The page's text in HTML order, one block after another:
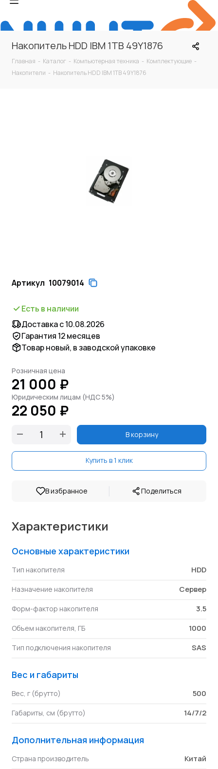
Накопитель HDD IBM 1TB 49Y1876
Главная - Каталог - Компьютерная техника - Комплектующие -
Накопители - Накопитель HDD IBM 1TB 49Y1876
Артикул 10079014
Есть в наличии
Доставка с 10.08.2026
Гарантия 12 месяцев
Товар новый, в заводской упаковке
Розничная цена
21 000 ₽
Юридическим лицам (НДС 5%)
22 050 ₽
В корзину
Купить в 1 клик
В избранное | Поделиться
Характеристики
Основные характеристики
Тип накопителя HDD
Назначение накопителя Сервер
Форм-фактор накопителя 3.5
Объем накопителя, ГБ 1000
Тип подключения накопителя SAS
Вес и габариты
Вес, г (брутто) 500
Габариты, см (брутто) 14/7/2
Дополнительная информация
Страна производитель Китай